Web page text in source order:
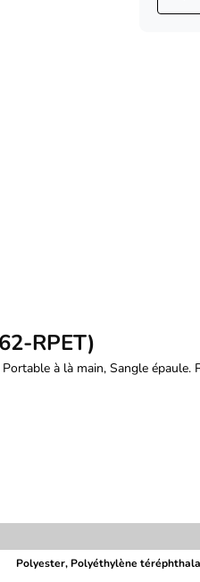
RPET)
à là main, Sangle épaule.
Polyester, Polyéthylène